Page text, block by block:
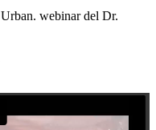
webinar del Dr.